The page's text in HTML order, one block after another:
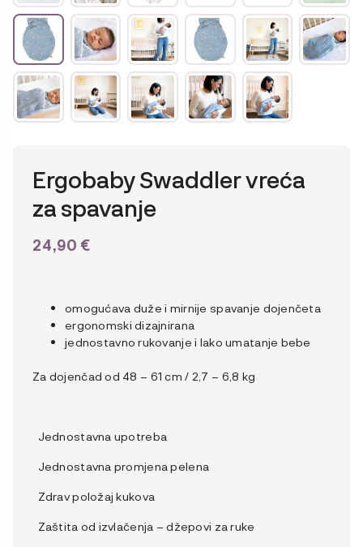
Ergobaby Swaddler vreća
za spavanje
24,90 €
omogućava duže i mirnije spavanje dojenčeta
ergonomski dizajnirana
jednostavno rukovanje i lako umatanje bebe
Za dojenčad od 48 – 61 cm / 2,7 – 6,8 kg
Jednostavna upotreba
Jednostavna promjena pelena
Zdrav položaj kukova
Zaštita od izvlačenja – džepovi za ruke